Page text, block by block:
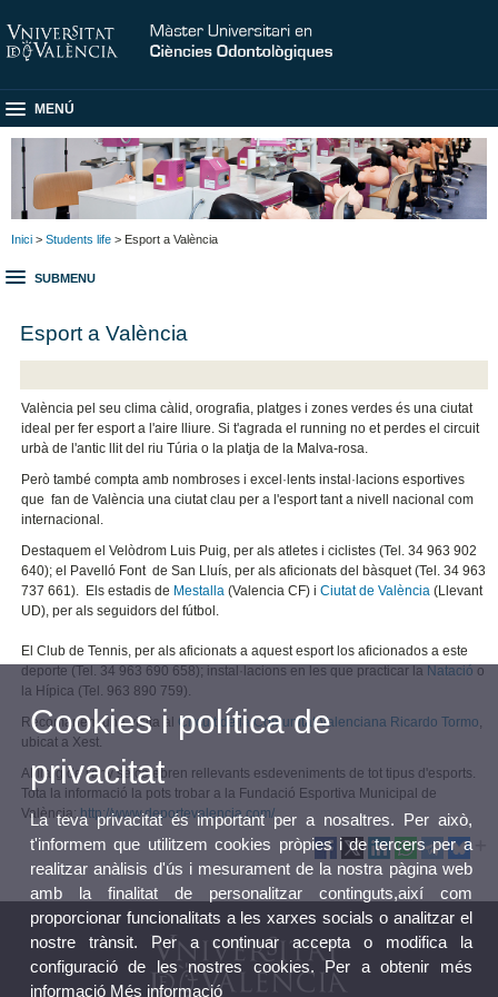
MENÚ
Inici > Students life > Esport a València
SUBMENU
Esport a València
València pel seu clima càlid, orografia, platges i zones verdes és una ciutat
ideal per fer esport a l'aire lliure. Si t'agrada el running no et perdes el circuit
urbà de l'antic llit del riu Túria o la platja de la Malva-rosa.
Però també compta amb nombroses i excel·lents instal·lacions esportives
que fan de València una ciutat clau per a l'esport tant a nivell nacional com
internacional.
Destaquem elVelòdrom Luis Puig, per als atletes i ciclistes (Tel. 34 963 902
640); el
Pavelló Font de San Lluís, per als aficionats del bàsquet (Tel. 34 963
737 661). Elsestadisde Mestalla (Valencia CF) iCiutat de València (Llevant
UD), per als seguidors del fútbol.
ElClub de Tennis, per als aficionats a aquest esport los aficionados a este
deporte (Tel. 34 963 690 658); instal·lacions en les que practicar la Natació o
la Hípica (Tel. 963 890 759).
Recomanem una visita al Circuit de la Comunitat Valenciana Ricardo Tormo,
ubicat a Xest.
Al llarg de l'any se celebren rellevants esdeveniments de tot tipus d'esports.
Tota la informació la pots trobar a la Fundació Esportiva Municipal de
València:http://www.deportevalencia.com/
Cookies i política de
privacitat
La teva privacitat és important per a nosaltres. Per això,
t'informem que utilitzem cookies pròpies i de tercers per a
realitzar anàlisis d'ús i mesurament de la nostra pàgina web
amb la finalitat de personalitzar continguts,així com
proporcionar funcionalitats a les xarxes socials o analitzar el
nostre trànsit. Per a continuar accepta o modifica la
configuració de les nostres cookies. Per a obtenir més
informació Més informació